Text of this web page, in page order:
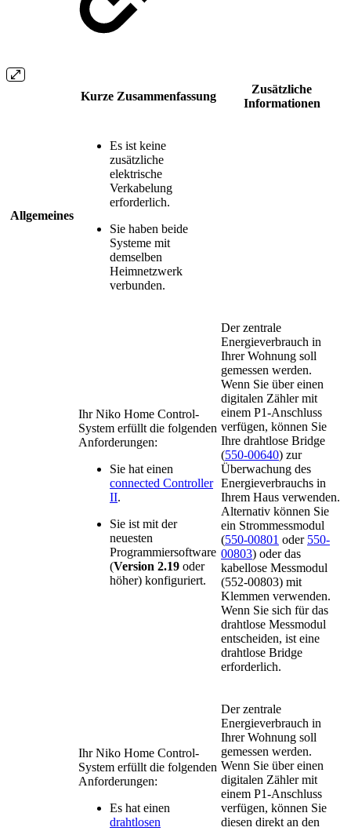
Kurze Zusammenfassung
Zusätzliche
Informationen
Allgemeines
Es ist keine
zusätzliche
elektrische
Verkabelung
erforderlich.
Sie haben beide
Systeme mit
demselben
Heimnetzwerk
verbunden.
Ihr Niko Home Control-
System erfüllt die folgenden
Anforderungen:
Sie hat einen
connected Controller
II.
Sie ist mit der
neuesten
Programmiersoftware
(Version 2.19 oder
höher) konfiguriert.
Der zentrale
Energieverbrauch in
Ihrer Wohnung soll
gemessen werden.
Wenn Sie über einen
digitalen Zähler mit
einem P1-Anschluss
verfügen, können Sie
Ihre drahtlose Bridge
(550-00640) zur
Überwachung des
Energieverbrauchs in
Ihrem Haus verwenden.
Alternativ können Sie
ein Strommessmodul
(550-00801 oder 550-
00803) oder das
kabellose Messmodul
(552-00803) mit
Klemmen verwenden.
Wenn Sie sich für das
drahtlose Messmodul
entscheiden, ist eine
drahtlose Bridge
erforderlich.
Ihr Niko Home Control-
System erfüllt die folgenden
Anforderungen:
Es hat einen
drahtlosen
Der zentrale
Energieverbrauch in
Ihrer Wohnung soll
gemessen werden.
Wenn Sie über einen
digitalen Zähler mit
einem P1-Anschluss
verfügen, können Sie
diesen direkt an den